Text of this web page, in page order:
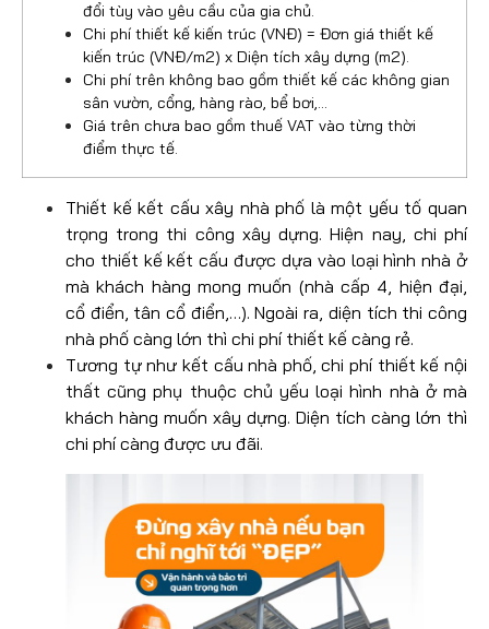
đổi tùy vào yêu cầu của gia chủ.
Chi phí thiết kế kiến trúc (VNĐ) = Đơn giá thiết kế
kiến trúc (VNĐ/m2) x Diện tích xây dựng (m2).
Chi phí trên không bao gồm thiết kế các không gian
sân vườn, cổng, hàng rào, bể bơi,…
Giá trên chưa bao gồm thuế VAT vào từng thời
điểm thực tế.
Thiết kế kết cấu xây nhà phố là một yếu tố quan
trọng trong thi công xây dựng. Hiện nay, chi phí
cho thiết kế kết cấu được dựa vào loại hình nhà ở
mà khách hàng mong muốn (nhà cấp 4, hiện đại,
cổ điển, tân cổ điển,…). Ngoài ra, diện tích thi công
nhà phố càng lớn thì chi phí thiết kế càng rẻ.
Tương tự như kết cấu nhà phố, chi phí thiết kế nội
thất cũng phụ thuộc chủ yếu loại hình nhà ở mà
khách hàng muốn xây dựng. Diện tích càng lớn thì
chi phí càng được ưu đãi.